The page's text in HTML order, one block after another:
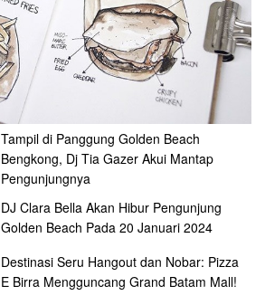
Tampil di Panggung Golden Beach
Bengkong, Dj Tia Gazer Akui Mantap
Pengunjungnya
DJ Clara Bella Akan Hibur Pengunjung
Golden Beach Pada 20 Januari 2024
Destinasi Seru Hangout dan Nobar: Pizza
E Birra Mengguncang Grand Batam Mall!